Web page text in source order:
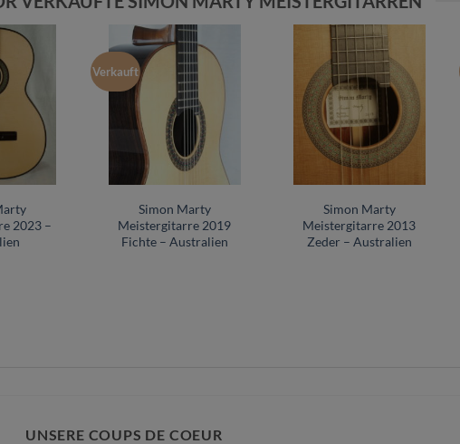
2023 –
Verkauft
Simon Marty
Meistergitarre 2019
Fichte – Australien
Simon Marty
Meistergitarre 2013
Zeder – Australien
UNSERE COUPS DE COEUR